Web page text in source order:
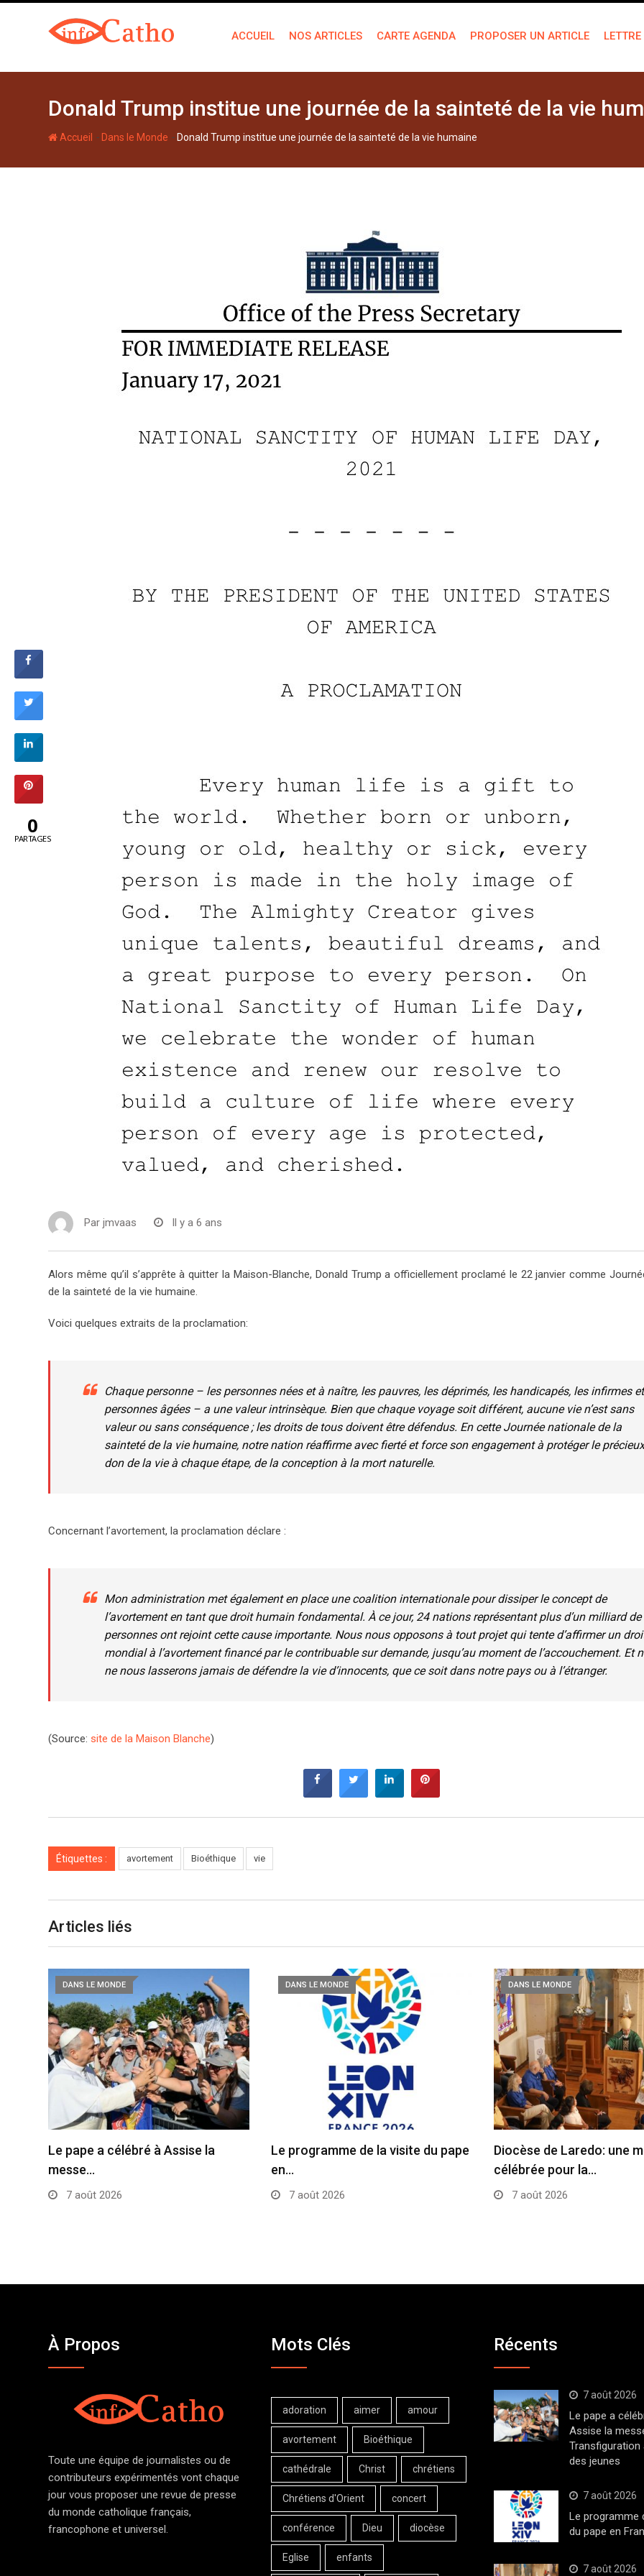
ACCUEIL NOS ARTICLES CARTE AGENDA PROPOSER UN ARTICLE LETTRE
Donald Trump institue une journée de la sainteté de la vie
Accueil - Dans le Monde - Donald Trump institue une journée de la sainteté de la vie humaine
Par jmvaas Il y a 6 ans
Alors même qu’il s’apprête à quitter la Maison-Blanche, Donald Trump a officiellement proclamé le 22 janvier comme
de la sainteté de la vie humaine.
Voici quelques extraits de la proclamation:
Chaque personne – les personnes nées et à naître, les pauvres, les déprimés, les handicapés, les infirmes
personnes âgées – a une valeur intrinsèque. Bien que chaque voyage soit différent, aucune vie n’est sans
valeur ou sans conséquence ; les droits de tous doivent être défendus. En cette Journée nationale de la
sainteté de la vie humaine, notre nation réaffirme avec fierté et force son engagement à protéger le précieux
don de la vie à chaque étape, de la conception à la mort naturelle.
Concernant l’avortement, la proclamation déclare :
Mon administration met également en place une coalition internationale pour dissiper le concept de
l’avortement en tant que droit humain fondamental. À ce jour, 24 nations représentant plus d’un milliard de
personnes ont rejoint cette cause importante. Nous nous opposons à tout projet qui tente d’affirmer un
mondial à l’avortement financé par le contribuable sur demande, jusqu’au moment de l’accouchement. Et
ne nous lasserons jamais de défendre la vie d’innocents, que ce soit dans notre pays ou à l’étranger.
(Source: site de la Maison Blanche)
Étiquettes : avortement Bioéthique vie
Articles liés
DANS LE MONDE
Le pape a célébré à Assise la
messe…
7 août 2026
DANS LE MONDE
Le programme de la visite du pape
en…
7 août 2026
DANS LE MONDE
Diocèse de Laredo: une
célébrée pour la…
7 août 2026
À Propos
Toute une équipe de journalistes ou de
contributeurs expérimentés vont chaque
jour vous proposer une revue de presse
du monde catholique français,
francophone et universel.
Mots Clés
adoration aimer amour
avortement Bioéthique
cathédrale Christ chrétiens
Chrétiens d'Orient concert
conférence Dieu diocèse
Eglise enfants
Récents
7 août 2026
Le pape a
Assise la
Transfiguration
des jeunes
7 août 2026
Le programme
du pape en
7 août 2026
0
PARTAGES